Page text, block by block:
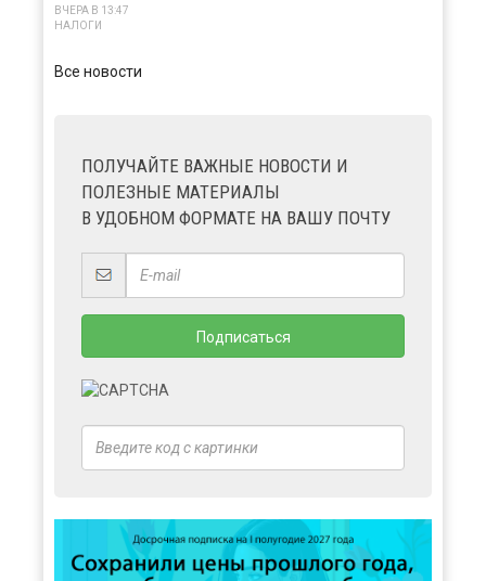
ВЧЕРА В 13:47
НАЛОГИ
Все новости
ПОЛУЧАЙТЕ ВАЖНЫЕ НОВОСТИ И
ПОЛЕЗНЫЕ МАТЕРИАЛЫ
В УДОБНОМ ФОРМАТЕ НА ВАШУ ПОЧТУ